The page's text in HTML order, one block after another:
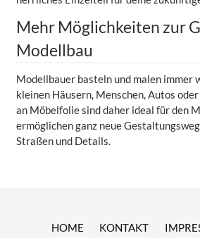
Mehr Möglichkeiten zur
Modellbau
Modellbauer basteln und malen immer
kleinen Häusern, Menschen, Autos
an Möbelfolie sind daher ideal für den
ermöglichen ganz neue
Straßen und Details.
HOME KONTAKT